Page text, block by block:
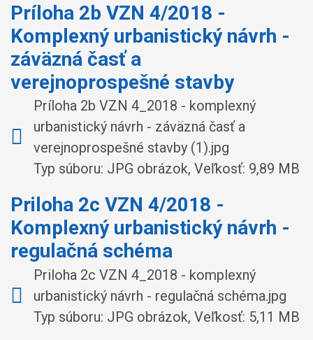
Príloha 2b VZN 4/2018 -
Komplexný urbanistický návrh -
záväzná časť a
verejnoprospešné stavby
Príloha 2b VZN 4_2018 - komplexný
urbanistický návrh - záväzná časť a
verejnoprospešné stavby (1).jpg
Typ súboru: JPG obrázok, Veľkosť: 9,89 MB
Priloha 2c VZN 4/2018 -
Komplexný urbanistický návrh -
regulačná schéma
Priloha 2c VZN 4_2018 - komplexný
urbanistický návrh - regulačná schéma.jpg
Typ súboru: JPG obrázok, Veľkosť: 5,11 MB